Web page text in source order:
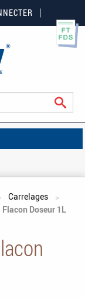
Carrelages
Flacon Doseur 1L